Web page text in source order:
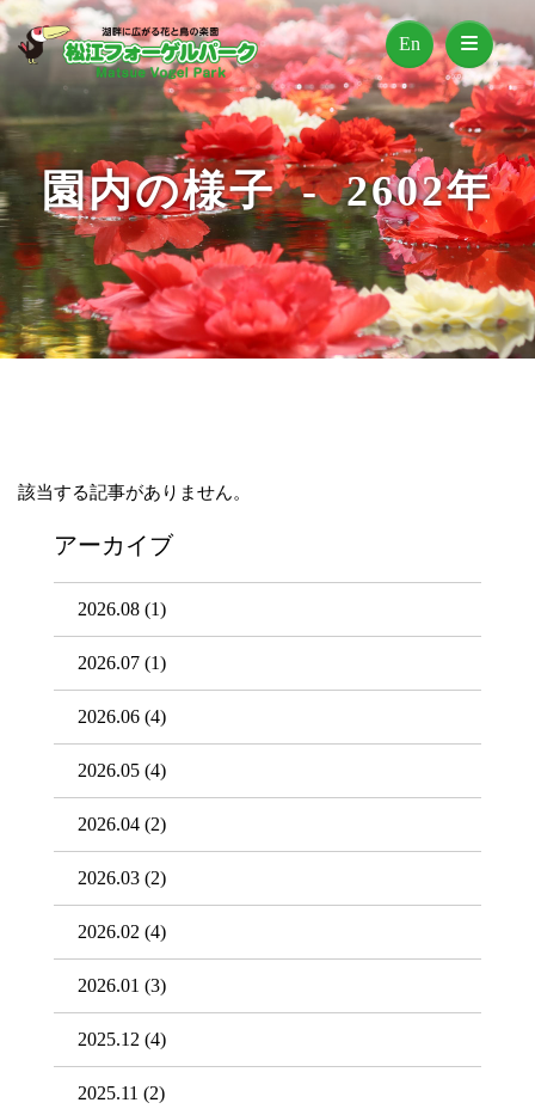
En
園内の様子 - 2602年
該当する記事がありません。
アーカイブ
2026.08 (1)
2026.07 (1)
2026.06 (4)
2026.05 (4)
2026.04 (2)
2026.03 (2)
2026.02 (4)
2026.01 (3)
2025.12 (4)
2025.11 (2)